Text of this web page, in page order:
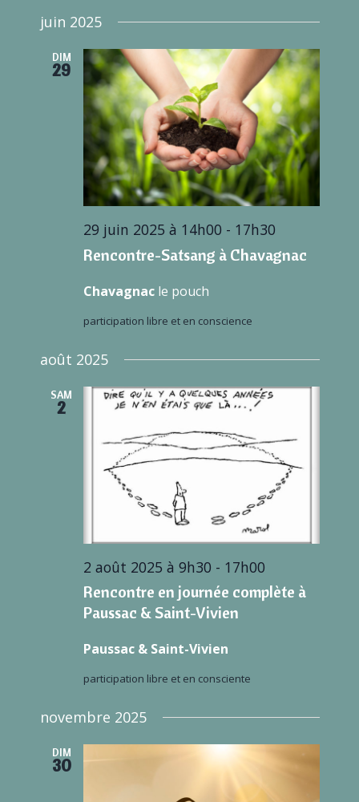
juin 2025
DIM
29
29 juin 2025 à 14h00 - 17h30
Rencontre-Satsang à Chavagnac
Chavagnac le pouch
participation libre et en conscience
août 2025
SAM
2
2 août 2025 à 9h30 - 17h00
Rencontre en journée complète à
Paussac & Saint-Vivien
Paussac & Saint-Vivien
participation libre et en consciente
novembre 2025
DIM
30